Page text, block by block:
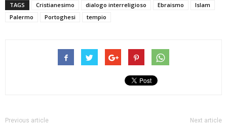
TAGS Cristianesimo dialogo interreligioso Ebraismo
Islam
Palermo
Portoghesi tempio
Previous article Next article